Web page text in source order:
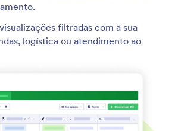
filtradas com a sua
logística ou atendimento ao